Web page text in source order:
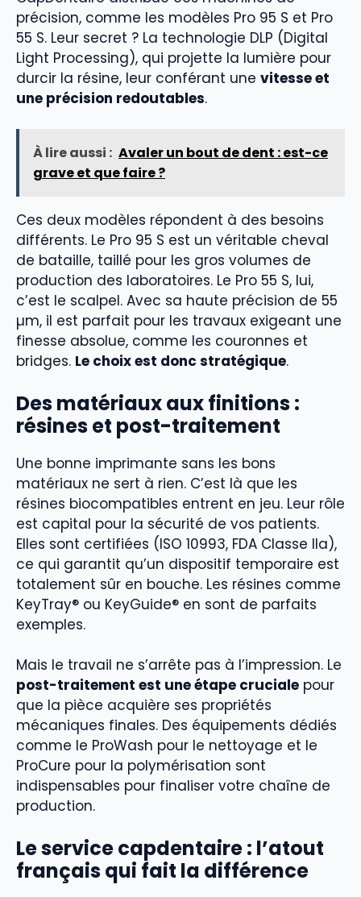
précision, comme les modèles Pro 95 S et Pro
55 S. Leur secret ? La technologie DLP (Digital
Light Processing), qui projette la lumière pour
durcir la résine, leur conférant une vitesse et
une précision redoutables.
À lire aussi : Avaler un bout de dent : est-ce
grave et que faire ?
Ces deux modèles répondent à des besoins
différents. Le Pro 95 S est un véritable cheval
de bataille, taillé pour les gros volumes de
production des laboratoires. Le Pro 55 S, lui,
c’est le scalpel. Avec sa haute précision de 55
µm, il est parfait pour les travaux exigeant une
finesse absolue, comme les couronnes et
bridges. Le choix est donc stratégique.
Des matériaux aux finitions :
résines et post-traitement
Une bonne imprimante sans les bons
matériaux ne sert à rien. C’est là que les
résines biocompatibles entrent en jeu. Leur rôle
est capital pour la sécurité de vos patients.
Elles sont certifiées (ISO 10993, FDA Classe IIa),
ce qui garantit qu’un dispositif temporaire est
totalement sûr en bouche. Les résines comme
KeyTray® ou KeyGuide® en sont de parfaits
exemples.
Mais le travail ne s’arrête pas à l’impression. Le
post-traitement est une étape cruciale pour
que la pièce acquière ses propriétés
mécaniques finales. Des équipements dédiés
comme le ProWash pour le nettoyage et le
ProCure pour la polymérisation sont
indispensables pour finaliser votre chaîne de
production.
Le service capdentaire : l’atout
français qui fait la différence